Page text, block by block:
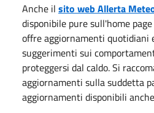
Anche il sito web Allerta
disponibile pure sull'home
offre aggiornamenti quotidiani
suggerimenti sui
proteggersi dal caldo. Si
aggiornamenti sulla suddetta
aggiornamenti disponibili